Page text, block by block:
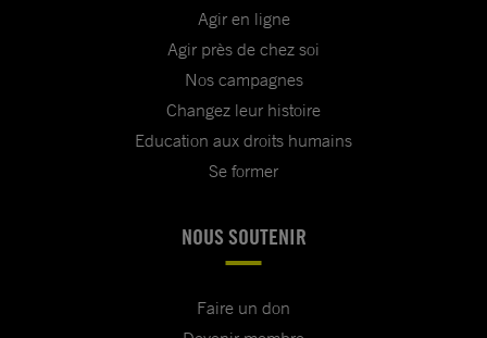
Agir en ligne
Agir près de chez soi
Nos campagnes
Changez leur histoire
Education aux droits humains
Se former
NOUS SOUTENIR
Faire un don